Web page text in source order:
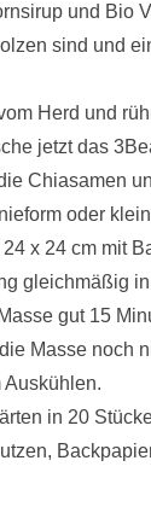
und Bio
sind und
Herd und
jetzt das
Chiasamen
oder
x 24 cm mit
gleichmäßig
gut 15
Masse noch
in 20